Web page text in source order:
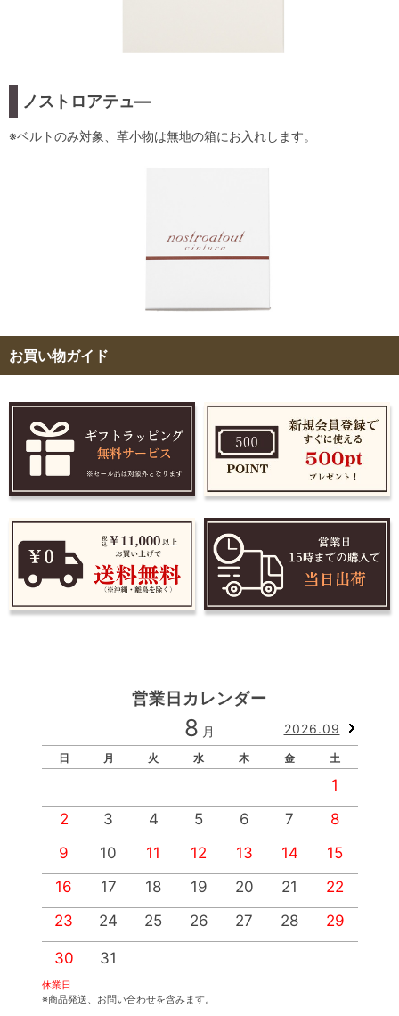
ノストロアテュ―
※ベルトのみ対象、革小物は無地の箱にお入れします。
お買い物ガイド
営業日カレンダー
8 月 2026.09
日 月 火 水 木 金 土
1
2
3 4 5 6 7
8
9
10 11 12 13 14
15
16
17 18 19 20 21
22
23
24 25 26 27 28 29
30 31
休業日
※商品発送、お問い合わせを含みます。